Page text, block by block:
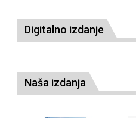
Digitalno izdanje
Naša izdanja